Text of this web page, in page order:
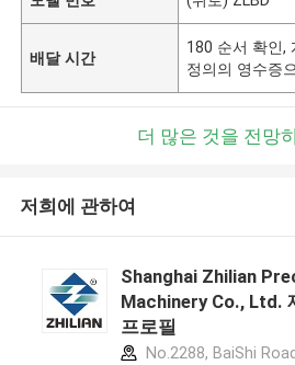
배달 시간
180 순서 확인,
정의의 영수증
더 많은 것을 전망
저희에 관하여
Shanghai Zhilian
Machinery Co., Ltd.
프로필
No.2288, BaiShi